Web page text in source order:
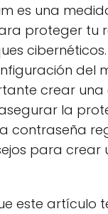
es una
proteger tu
del
crear una
la
contraseña
para crear
este artículo